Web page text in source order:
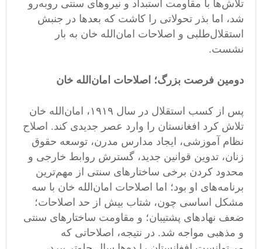
تلاش‌ها با مقاومت استبداد و نیروهای سنتی روبه‌رو
شد، اما بذر تحولاتی را کاشت که بعدها در جنبش
استقلال‌طلبی و اصلاحات امان‌الله خان به بار
نشست.
دومین فرصت بزرگ؛ اصلاحات امان‌الله خان
پس از کسب استقلال در سال ۱۹۱۹، امان‌الله خان
تلاش کرد افغانستان را وارد عصر جدیدی کند. اصلاح
نظام آموزشی، ایجاد مدارس مدرن، توسعه حقوق
زنان، تدوین قوانین جدید، گسترش روابط خارجی و
محدود کردن برخی ساختارهای سنتی از مهم‌ترین
برنامه‌های او بود؛ اما اصلاحات امان‌الله خان با سه
مشکل اساسی چون، شتاب بیش از حد اصلاحات؛
ضعف نهادهای پشتیبان؛ و مقاومت ساختارهای سنتی
و مذهبی مواجه شد. در نتیجه، اصلاحاتی که